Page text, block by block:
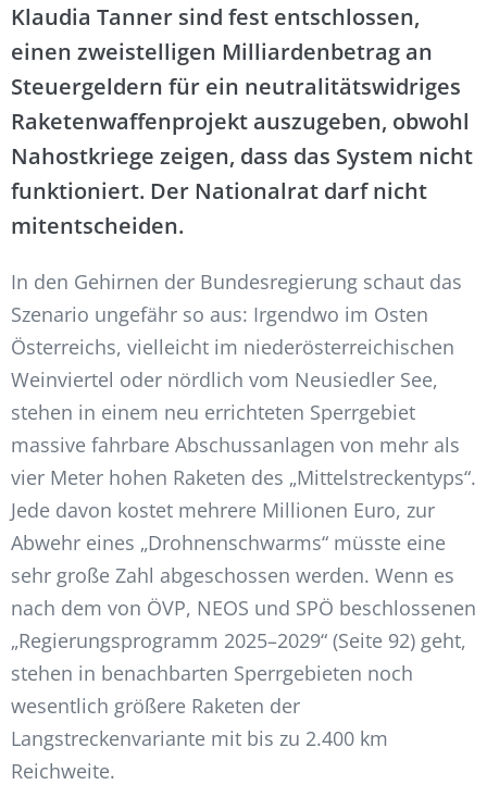
Klaudia Tanner sind fest entschlossen,
einen zweistelligen Milliardenbetrag an
Steuergeldern für ein neutralitätswidriges
Raketenwaffenprojekt auszugeben, obwohl
Nahostkriege zeigen, dass das System nicht
funktioniert. Der Nationalrat darf nicht
mitentscheiden.
In den Gehirnen der Bundesregierung schaut das
Szenario ungefähr so aus: Irgendwo im Osten
Österreichs, vielleicht im niederösterreichischen
Weinviertel oder nördlich vom Neusiedler See,
stehen in einem neu errichteten Sperrgebiet
massive fahrbare Abschussanlagen von mehr als
vier Meter hohen Raketen des „Mittelstreckentyps“.
Jede davon kostet mehrere Millionen Euro, zur
Abwehr eines „Drohnenschwarms“ müsste eine
sehr große Zahl abgeschossen werden. Wenn es
nach dem von ÖVP, NEOS und SPÖ beschlossenen
„Regierungsprogramm 2025–2029“ (Seite 92) geht,
stehen in benachbarten Sperrgebieten noch
wesentlich größere Raketen der
Langstreckenvariante mit bis zu 2.400 km
Reichweite.